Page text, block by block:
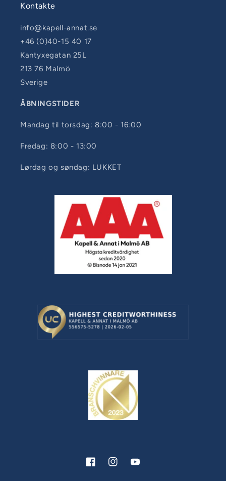
Kontakte
info@kapell-annat.se
+46 (0)40-15 40 17
Kantyxegatan 25L
213 76 Malmö
Sverige
ÅBNINGSTIDER
Mandag til torsdag: 8:00 - 16:00
Fredag: 8:00 - 13:00
Lørdag og søndag: LUKKET
FacebookInstagramYouTube